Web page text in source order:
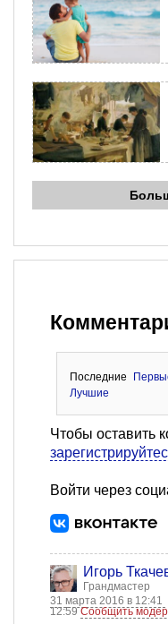
Последние
Лучшие
Чтобы оставить
Войти через
Игорь
Грандмастер
31 марта 2016 в 12:41
12:59Сообщить